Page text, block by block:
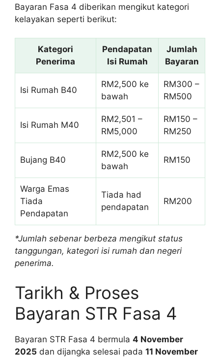
Bayaran Fasa 4 diberikan mengikut kategori
kelayakan seperti berikut:
Kategori
Penerima
Pendapatan
Isi Rumah
Jumlah
Bayaran
Isi Rumah B40
RM2,500 ke
bawah
RM300 –
RM500
Isi Rumah M40
RM2,501 –
RM5,000
RM150 –
RM250
Bujang B40
RM2,500 ke
bawah
RM150
Warga Emas
Tiada
Pendapatan
Tiada had
pendapatan
RM200
*Jumlah sebenar berbeza mengikut status
tanggungan, kategori isi rumah dan negeri
penerima.
Tarikh & Proses
Bayaran STR Fasa 4
Bayaran STR Fasa 4 bermula 4 November
2025 dan dijangka selesai pada 11 November